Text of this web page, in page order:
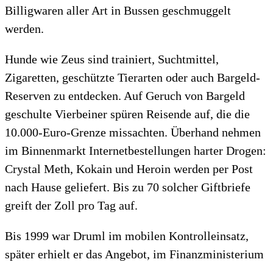
Billigwaren aller Art in Bussen geschmuggelt
werden.
Hunde wie Zeus sind trainiert, Suchtmittel,
Zigaretten, geschützte Tierarten oder auch Bargeld-
Reserven zu entdecken. Auf Geruch von Bargeld
geschulte Vierbeiner spüren Reisende auf, die die
10.000-Euro-Grenze missachten. Überhand nehmen
im Binnenmarkt Internetbestellungen harter Drogen:
Crystal Meth, Kokain und Heroin werden per Post
nach Hause geliefert. Bis zu 70 solcher Giftbriefe
greift der Zoll pro Tag auf.
Bis 1999 war Druml im mobilen Kontrolleinsatz,
später erhielt er das Angebot, im Finanzministerium